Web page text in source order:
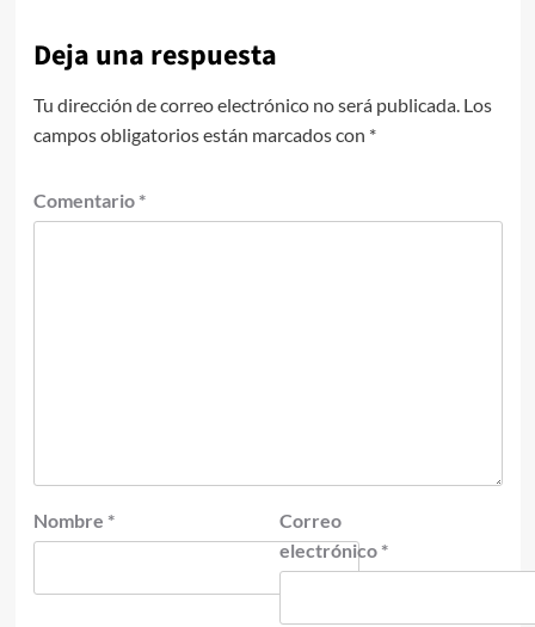
Deja una respuesta
Tu dirección de correo electrónico no será publicada. Los
campos obligatorios están marcados con *
Comentario *
Nombre *
Correo
electrónico *